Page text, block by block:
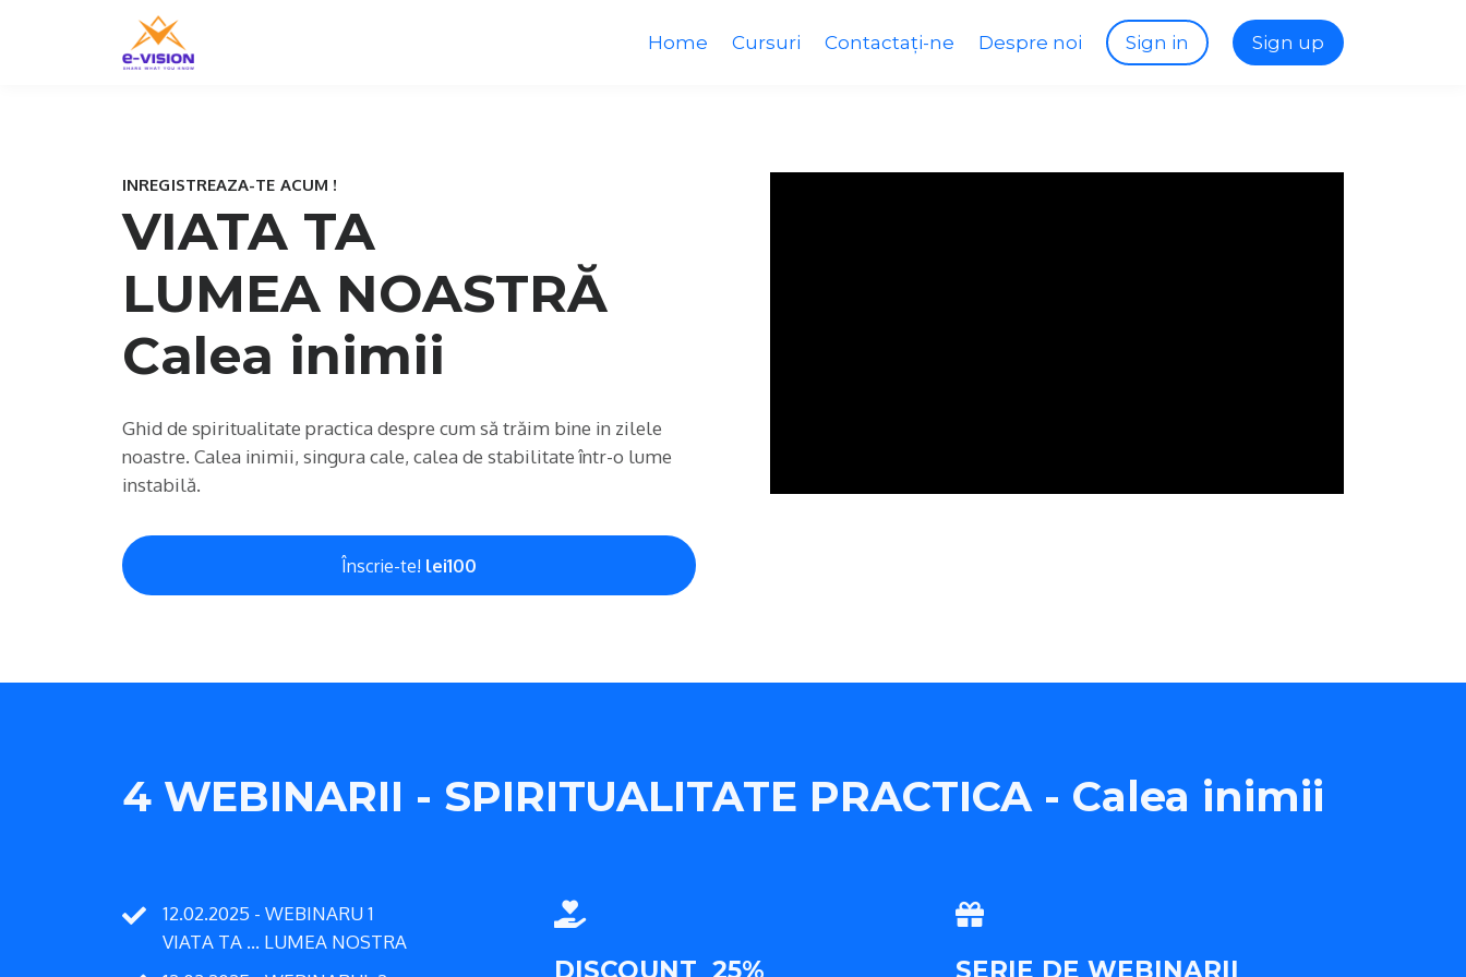
Home Cursuri Contactați-ne Despre noi Sign in Sign up
INREGISTREAZA-TE ACUM !
VIATA TA
LUMEA NOASTRĂ
Calea inimii
Ghid de spiritualitate practica despre cum să trăim bine in zilele
noastre. Calea inimii, singura cale, calea de stabilitate într-o lume
instabilă.
Înscrie-te! lei100
4 WEBINARII - SPIRITUALITATE PRACTICA - Calea inimii
12.02.2025 - WEBINARU 1
VIATA TA ... LUMEA NOSTRA
DISCOUNT 25% SERIE DE WEBINARII